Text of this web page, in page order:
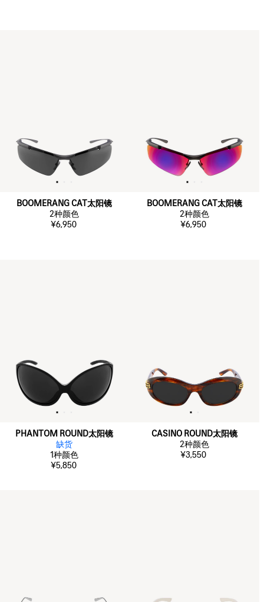
BOOMERANG CAT太阳镜
2种颜色
¥6,950
BOOMERANG CAT太阳镜
2种颜色
¥6,950
PHANTOM ROUND太阳镜
缺货
1种颜色
¥5,850
CASINO ROUND太阳镜
2种颜色
¥3,550